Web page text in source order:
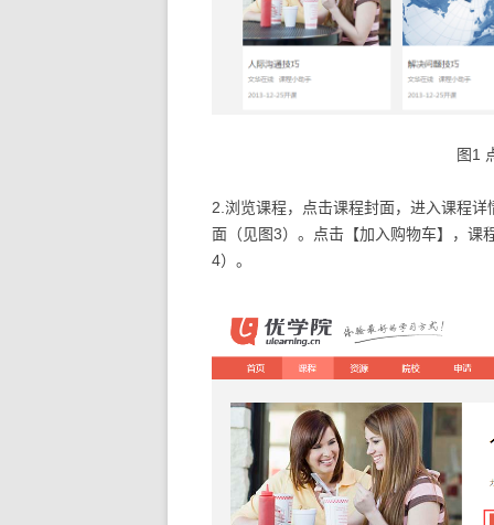
图1
2.浏览课程，点击课程封面，进入课程
面（见图3）。点击【加入购物车】，课
4）。